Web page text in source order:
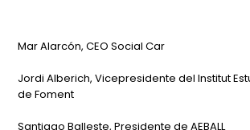
Mar Alarcón, CEO Social Car
Jordi Alberich, Vicepresidente del Institut
de Foment
Santiago Balleste, Presidente de AEBALL